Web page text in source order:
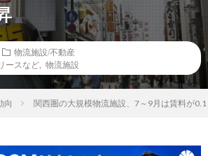
物流施設/不動産
ースなど 物流施設
向 関西圏の大規模物流施設、7～9月は賃料が